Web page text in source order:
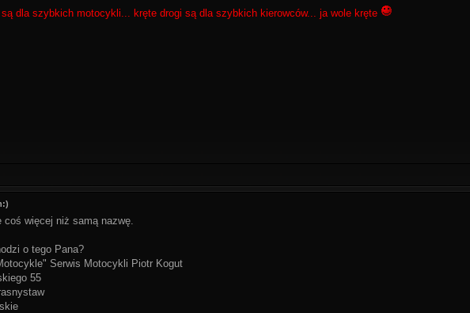
są dla szybkich motocykli... kręte drogi są dla szybkich kierowców... ja wole kręte
coś więcej niż samą nazwę.
o tego Pana?
Serwis Motocykli Piotr Kogut
55